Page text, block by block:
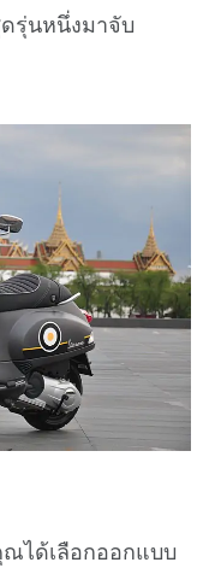
รุ่นหนึ่งมาจับ
ได้เลือกออกแบบ